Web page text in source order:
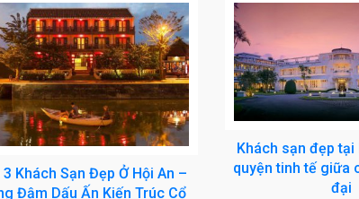
3 Khách Sạn Đẹp Ở Hội An –
Đậm Dấu Ấn Kiến Trúc Cổ
Khách sạn đẹp
quyện tinh tế giữa
đại